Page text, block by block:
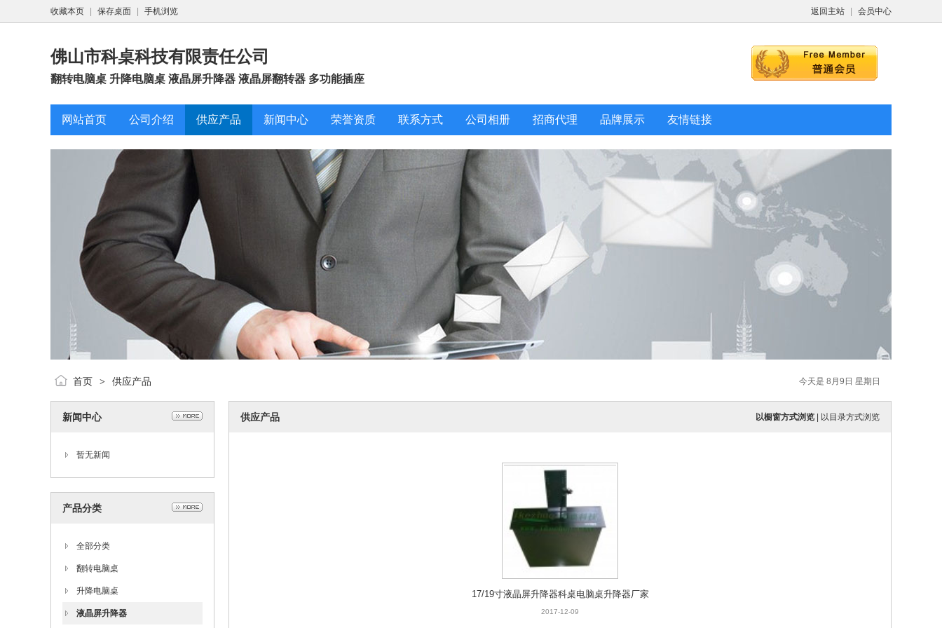
返回主站 会员中心
收藏本页 保存桌面 手机浏览
佛山市科桌科技有限责任公司
翻转电脑桌 升降电脑桌 液晶屏升降器 液晶屏翻转器 多功能插座
网站首页 公司介绍 供应产品 新闻中心 荣誉资质 联系方式 公司相册 招商代理 品牌展示 友情链接
今天是 8月9日 星期日
首页 > 供应产品
新闻中心
暂无新闻
产品分类
全部分类
翻转电脑桌
升降电脑桌
液晶屏升降器
以橱窗方式浏览 以目录方式浏览
供应产品
17/19寸液晶屏升降器科桌电脑桌升降器厂家
2017-12-09